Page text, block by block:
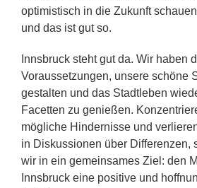
optimistisch in die Zukunft
und das ist gut so.
Innsbruck steht gut da. Wir haben
Voraussetzungen, unsere schöne
gestalten und das Stadtleben
Facetten zu genießen.
mögliche Hindernisse und
in Diskussionen über Differenzen,
wir in ein gemeinsames Ziel: den
Innsbruck eine positive und